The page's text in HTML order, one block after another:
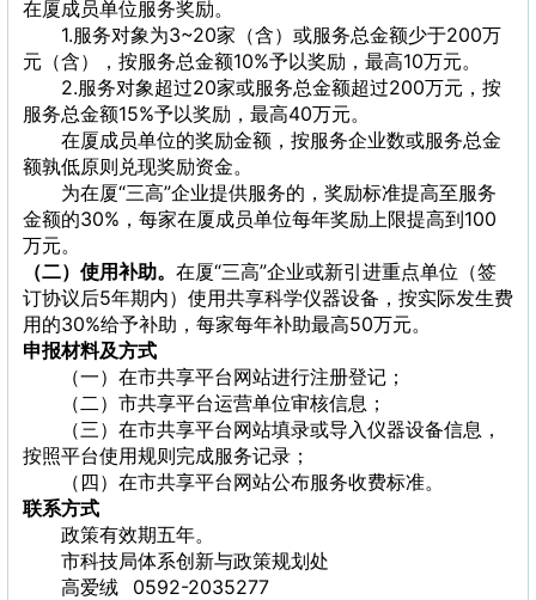
在厦成员单位服务奖励。
1.服务对象为3~20家（含）或服务总金额少于200万
元（含），按服务总金额10%予以奖励，最高10万元。
2.服务对象超过20家或服务总金额超过200万元，按
服务总金额15%予以奖励，最高40万元。
在厦成员单位的奖励金额，按服务企业数或服务总金
额孰低原则兑现奖励资金。
为在厦“三高”企业提供服务的，奖励标准提高至服务
金额的30%，每家在厦成员单位每年奖励上限提高到100
万元。
（二）使用补助。 在厦“三高”企业或新引进重点单位（签
订协议后5年期内）使用共享科学仪器设备，按实际发生费
用的30%给予补助，每家每年补助最高50万元。
申报材料及方式
（一）在市共享平台网站进行注册登记；
（二）市共享平台运营单位审核信息；
（三）在市共享平台网站填录或导入仪器设备信息，
按照平台使用规则完成服务记录；
（四）在市共享平台网站公布服务收费标准。
联系方式
政策有效期五年。
市科技局体系创新与政策规划处
高爱绒 0592-2035277